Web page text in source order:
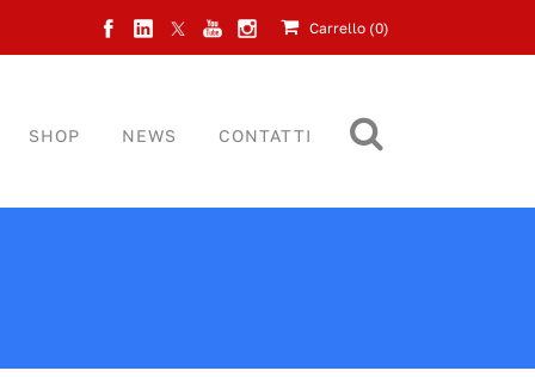
Carrello (0)
SHOP NEWS CONTATTI